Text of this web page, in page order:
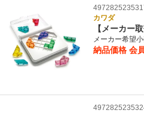
カワダ
【メーカー
メーカー希望
納品価格 会